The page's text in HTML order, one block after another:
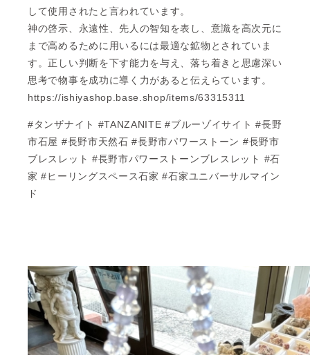
して使用されたと言われています。
神の啓示、永遠性、先人の智知を表し、意識を高次元に
まで高めるために用いるには最適な鉱物とされていま
す。正しい判断を下す能力を与え、落ち着きと思慮深い
思考で物事を成功に導く力があると伝えらています。
https://ishiyashop.base.shop/items/63315311
#タンザナイト #TANZANITE #ブルーゾイサイト #長野
市石屋 #長野市天然石 #長野市パワーストーン #長野市
ブレスレット #長野市パワーストーンブレスレット #石
家 #ヒーリングスペース石家 #石家ユニバーサルマイン
ド